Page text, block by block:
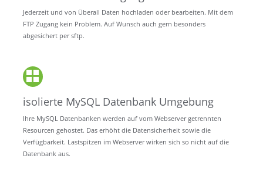
Jederzeit und von Überall Daten hochladen oder bearbeiten. Mit dem
FTP Zugang kein Problem. Auf Wunsch auch gern besonders
abgesichert per sftp.
isolierte MySQL Datenbank Umgebung
Ihre MySQL Datenbanken werden auf vom Webserver getrennten
Resourcen gehostet. Das erhöht die Datensicherheit sowie die
Verfügbarkeit. Lastspitzen im Webserver wirken sich so nicht auf die
Datenbank aus.